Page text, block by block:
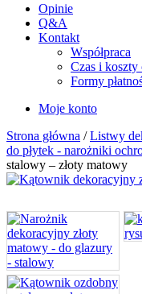
Opinie
Q&A
Kontakt
Współpraca
Czas i koszty
Formy
Moje konto
Strona główna /Listwy
do płytek - narożniki
stalowy – złoty matowy